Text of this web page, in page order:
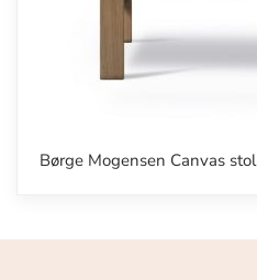
Børge Mogensen Canvas stol